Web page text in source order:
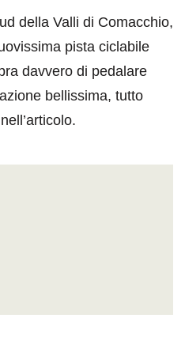
della Valli di Comacchio,
pista ciclabile
davvero di pedalare
bellissima, tutto